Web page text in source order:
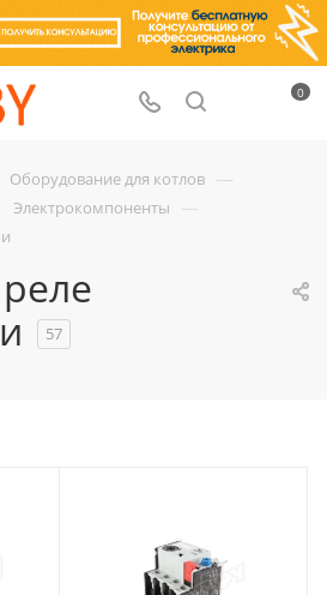
0
Оборудование для котлов —
Электрокомпоненты —
57